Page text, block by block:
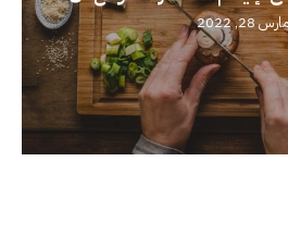
28, 2022